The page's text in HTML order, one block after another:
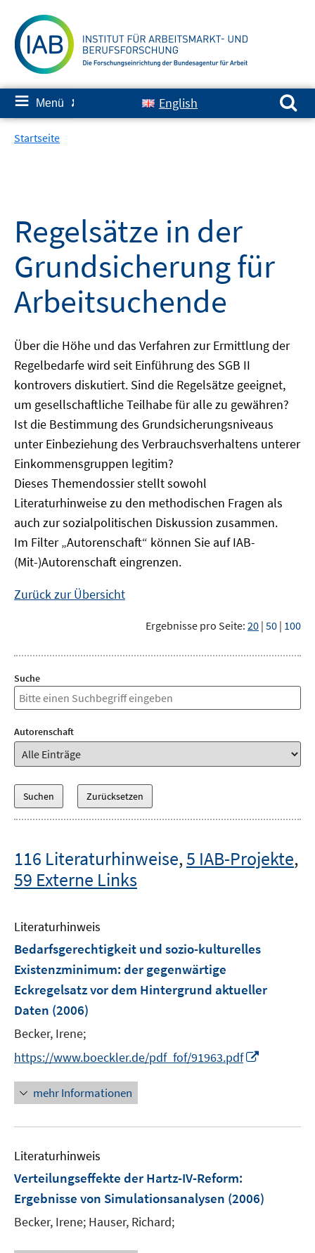
zum
Inhalt
≡ Menü ✘ English
Suchen nach:
Startseite
Regelsätze in der
Grundsicherung für
Arbeitsuchende
Über die Höhe und das Verfahren zur Ermittlung der
Regelbedarfe wird seit Einführung des SGB II
kontrovers diskutiert. Sind die Regelsätze geeignet,
um gesellschaftliche Teilhabe für alle zu gewähren?
Ist die Bestimmung des Grundsicherungsniveaus
unter Einbeziehung des Verbrauchsverhaltens unterer
Einkommensgruppen legitim?
Dieses Themendossier stellt sowohl
Literaturhinweise zu den methodischen Fragen als
auch zur sozialpolitischen Diskussion zusammen.
Im Filter „Autorenschaft“ können Sie auf IAB-
(Mit-)Autorenschaft eingrenzen.
Zurück zur Übersicht
Ergebnisse pro Seite: 20 | 50 | 100
Suche
Autorenschaft
116 Literaturhinweise,5 IAB-Projekte,
59 Externe Links
Literaturhinweis
Bedarfsgerechtigkeit und sozio-kulturelles
Existenzminimum: der gegenwärtige
Eckregelsatz vor dem Hintergrund aktueller
Daten (2006)
Becker, Irene;
https://www.boeckler.de/pdf_fof/91963.pdf
u
e
n
mehr Informationen
Literaturhinweis
Verteilungseffekte der Hartz-IV-Reform:
Ergebnisse von Simulationsanalysen (2006)
Becker, Irene; Hauser, Richard;